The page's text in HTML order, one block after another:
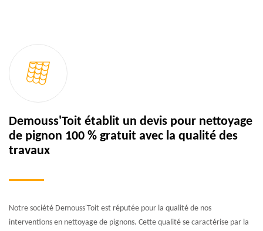
Demouss'Toit établit un devis pour nettoyage
de pignon 100 % gratuit avec la qualité des
travaux
Notre société Demouss'Toit est réputée pour la qualité de nos
interventions en nettoyage de pignons. Cette qualité se caractérise par la